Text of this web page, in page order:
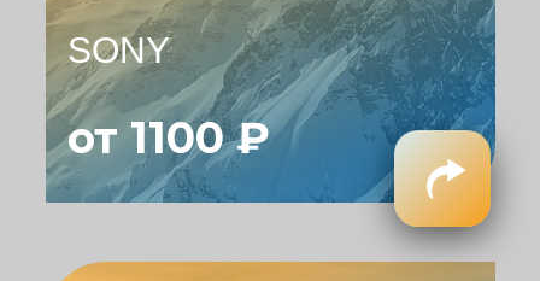
SONY
от 1100 ₽